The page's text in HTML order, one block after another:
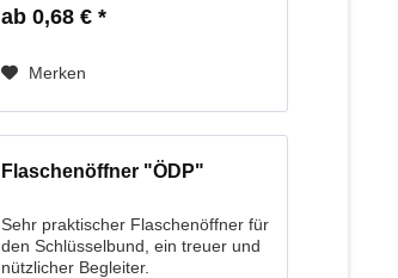
oder schlichtweg ungenießbar wird,
ab 0,68 € *
Merken
Flaschenöffner "ÖDP"
Sehr praktischer Flaschenöffner für
den Schlüsselbund, ein treuer und
nützlicher Begleiter.